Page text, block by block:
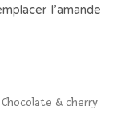
l’amande